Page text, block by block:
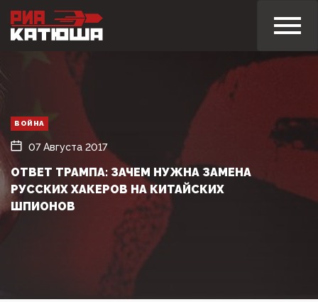
ВОЙНА
07 Августа 2017
ОТВЕТ ТРАМПА: ЗАЧЕМ НУЖНА ЗАМЕНА
РУССКИХ ХАКЕРОВ НА КИТАЙСКИХ
ШПИОНОВ